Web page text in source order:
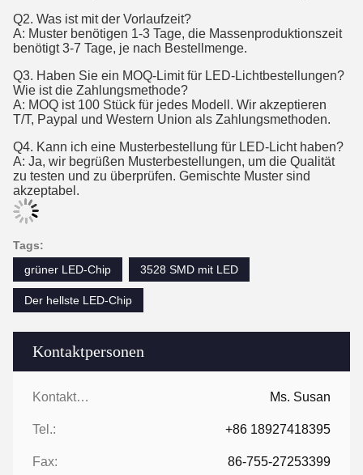
Kontaktpersonen
Kontaktpersonen: Ms. Susan
Tel.: +86 18927418395
Fax: 86-755-27253399
Q2. Was ist mit der Vorlaufzeit?
A: Muster benötigen 1-3 Tage, die Massenproduktionszeit
benötigt 3-7 Tage, je nach Bestellmenge.
Q3. Haben Sie ein MOQ-Limit für LED-Lichtbestellungen?
Wie ist die Zahlungsmethode?
A: MOQ ist 100 Stück für jedes Modell. Wir akzeptieren
T/T, Paypal und Western Union als Zahlungsmethoden.
Q4. Kann ich eine Musterbestellung für LED-Licht haben?
A: Ja, wir begrüßen Musterbestellungen, um die Qualität
zu testen und zu überprüfen. Gemischte Muster sind
akzeptabel.
Tags:
grüner LED-Chip
3528 SMD mit LED
Der hellste LED-Chip